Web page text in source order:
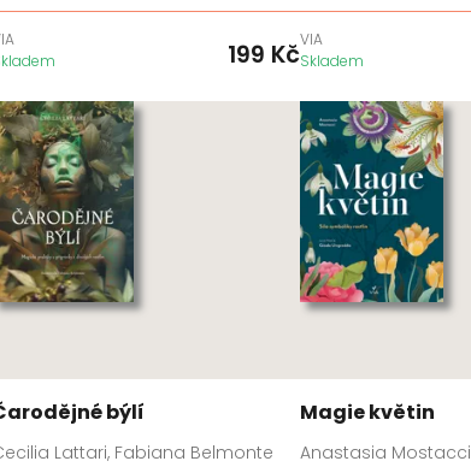
199 KčVIA
Skladem
býlí
Lattari, Fabiana Belmonte
Magie květin
Anastasia Mostacci